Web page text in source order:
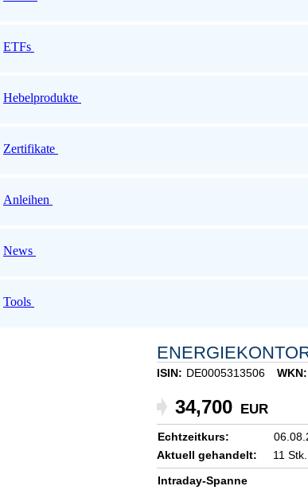
ETFs
Hebelprodukte
Zertifikate
Anleihen
News
Tools
ISIN: DE0005313506 WKN:
34,700 EUR
Echtzeitkurs:
Aktuell gehandelt:
11 Stk.
Intraday-Spanne